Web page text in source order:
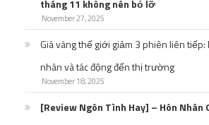
tháng 11 không nên bỏ lỡ
November 27, 2025
Giá vàng thế giới giảm 3 phiên liên tiếp:
nhân và tác động đến thị trường
November 18, 2025
[Review Ngôn Tình Hay] – Hôn Nhân